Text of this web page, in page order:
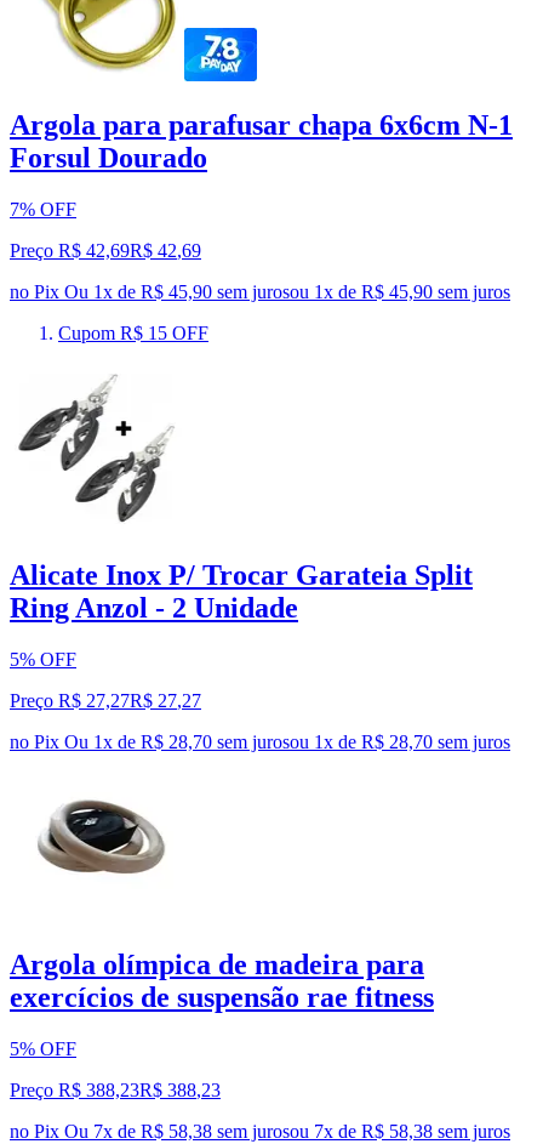
Argola para parafusar chapa 6x6cm N-1
Forsul Dourado
7% OFF
Preço R$ 42,69R$ 42,69
no Pix Ou 1x de R$ 45,90 sem jurosou 1x de R$ 45,90 sem juros
Cupom R$ 15 OFF
Alicate Inox P/ Trocar Garateia Split
Ring Anzol - 2 Unidade
5% OFF
Preço R$ 27,27R$ 27,27
no Pix Ou 1x de R$ 28,70 sem jurosou 1x de R$ 28,70 sem juros
Argola olímpica de madeira para
exercícios de suspensão rae fitness
5% OFF
Preço R$ 388,23R$ 388,23
no Pix Ou 7x de R$ 58,38 sem jurosou 7x de R$ 58,38 sem juros